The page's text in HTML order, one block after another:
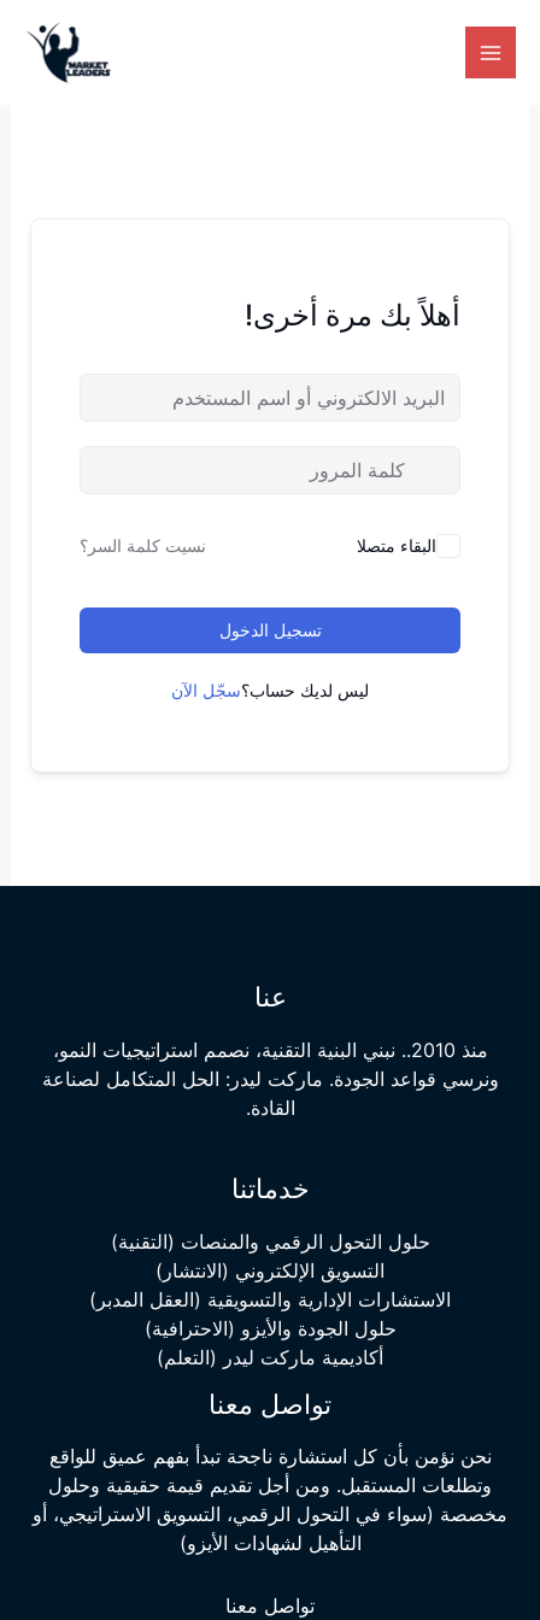
أهلاً بك مرة أخرى!
البقاء متصلا نسيت كلمة السر؟
تسجيل الدخول
ليس لديك حساب؟سجّل الآن
عنا
منذ 2010.. نبني البنية التقنية، نصمم استراتيجيات النمو،
ونرسي قواعد الجودة. ماركت ليدر: الحل المتكامل لصناعة
القادة.
خدماتنا
حلول التحول الرقمي والمنصات (التقنية)
التسويق الإلكتروني (الانتشار)
الاستشارات الإدارية والتسويقية (العقل المدبر)
حلول الجودة والأيزو (الاحترافية)
أكاديمية ماركت ليدر (التعلم)
تواصل معنا
نحن نؤمن بأن كل استشارة ناجحة تبدأ بفهم عميق للواقع
وتطلعات المستقبل. ومن أجل تقديم قيمة حقيقية وحلول
مخصصة (سواء في التحول الرقمي، التسويق الاستراتيجي، أو
التأهيل لشهادات الأيزو)
تواصل معنا